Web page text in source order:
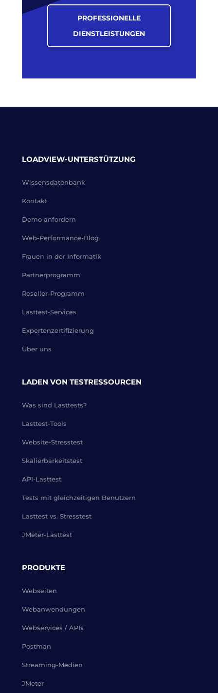
PROFESSIONELLE
DIENSTLEISTUNGEN
LOADVIEW-UNTERSTÜTZUNG
Wissensdatenbank
Kontakt
Demo anfordern
Web-Performance-Blog
Frauen in der Informatik
Partnerprogramm
Reseller-Programm
Lasttest-Services
Expertenzertifizierung
Über uns
LADEN VON TESTRESSOURCEN
Was sind Lasttests?
Lasttest-Tools
Website-Stresstest
Skalierbarkeitstest
API-Lasttest
Tests mit gleichzeitigen Benutzern
Lasttest vs. Stresstest
JMeter-Lasttest
PRODUKTE
Webseiten
Webanwendungen
Webservices / APIs
Postman
Streaming-Medien
JMeter